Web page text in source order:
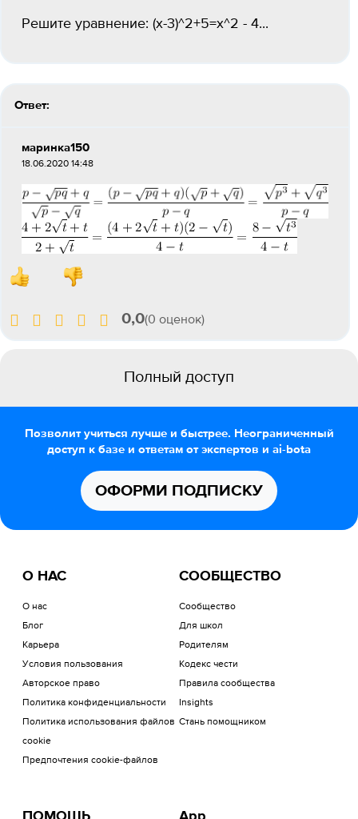
Решите уравнение: (x-3)^2+5=x^2 - 4...
Ответ:
маринка150
18.06.2020 14:48
0,0(0 оценок)
Полный доступ
Позволит учиться лучше и быстрее. Неограниченный
доступ к базе и ответам от экспертов и ai-bota
ОФОРМИ ПОДПИСКУ
О НАС
О нас
Блог
Карьера
Условия пользования
Авторское право
Политика конфиденциальности
Политика использования файлов
cookie
Предпочтения cookie-файлов
СООБЩЕСТВО
Сообщество
Для школ
Родителям
Кодекс чести
Правила сообщества
Insights
Стань помощником